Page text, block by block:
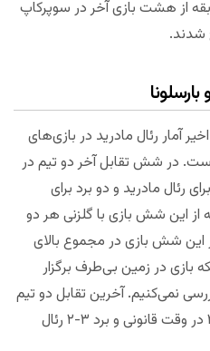
از هشت بازی آخر در سوپرکاپ
شدند.
آمار رئال مادرید در بازی‌های
است. در شش تقابل آخر دو تیم در
رئال مادرید و دو برد برای
از این شش بازی با گلزنی هر دو
این شش بازی در مجموع بالای
بازی در زمین بی‌طرف برگزار
نمی‌کنیم. آخرین تقابل دو تیم
در سوپرجام اسپانیا با تساوی ۲-۲ در وقت قانونی و برد ۳-۲ رئال